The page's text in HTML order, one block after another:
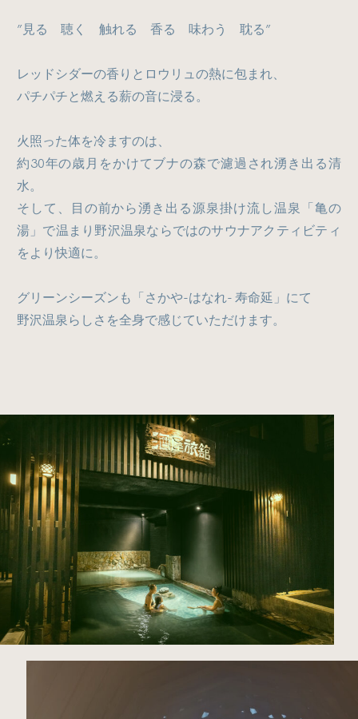
”見る 聴く 触れる 香る 味わう 耽る”
レッドシダーの香りとロウリュの熱に包まれ、
パチパチと燃える薪の音に浸る。
火照った体を冷ますのは、
約30年の歳月をかけてブナの森で濾過され湧き出る清
水。
そして、目の前から湧き出る源泉掛け流し温泉「亀の
湯」で温まり野沢温泉ならではのサウナアクティビティ
をより快適に。
グリーンシーズンも「さかや-はなれ- 寿命延」にて
野沢温泉らしさを全身で感じていただけます。